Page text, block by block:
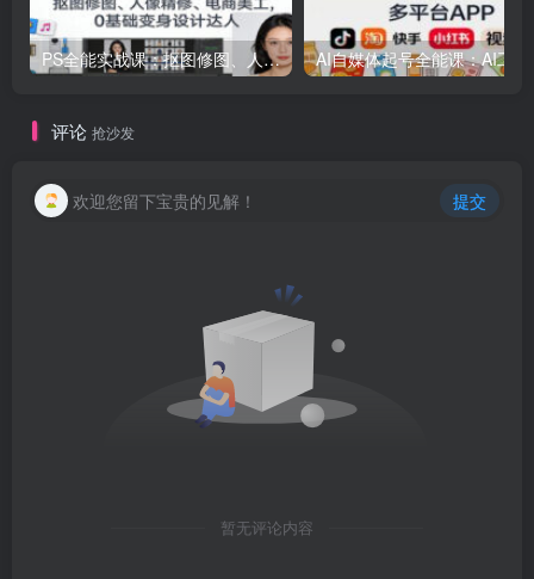
PS全能实战课：抠图修图、人像精修、电商美工，0基础变身设计达人
评论 抢沙发
欢迎您留下宝贵的见解！ 提交
暂无评论内容